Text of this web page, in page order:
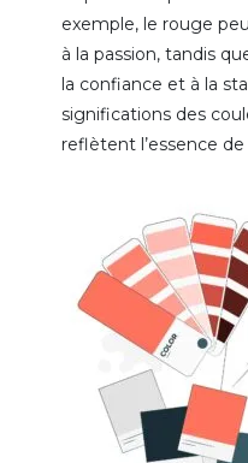
exemple, le rouge
à la passion, tandis
la confiance et à la
significations des
reflètent l’essence